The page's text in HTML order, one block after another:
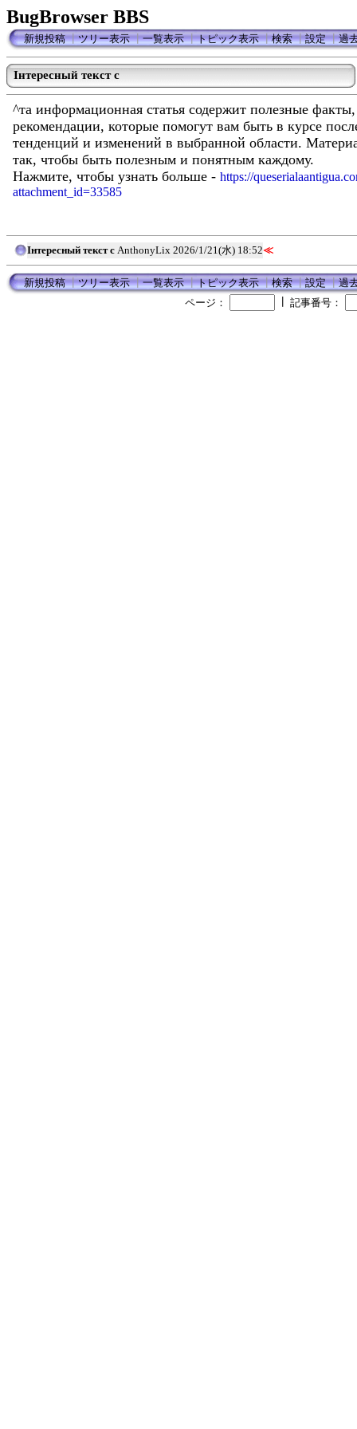
BugBrowser BBS
新規投稿┃ツリー表示┃一覧表示┃トピック表示┃検索┃設定┃過
Iнтересный текст с
^та информационная статья содержит полезные
рекомендации, которые помогут вам быть в курсе
тенденций и изменений в выбранной области.
так, чтобы быть полезным и понятным каждому.
Нажмите, чтобы узнать больше - https://
attachment_id=33585
Iнтересный текст с AnthonyLix 2026/1/21(水) 18:52≪
新規投稿┃ツリー表示┃一覧表示┃トピック表示┃検索┃設定┃過
ページ：
記事番号：